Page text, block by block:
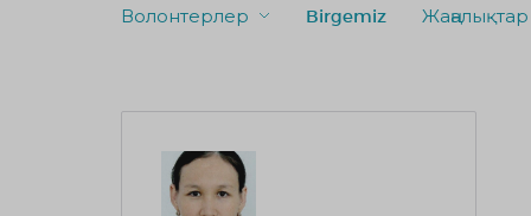
Волонтерлер Birgemiz Жаңалықтар